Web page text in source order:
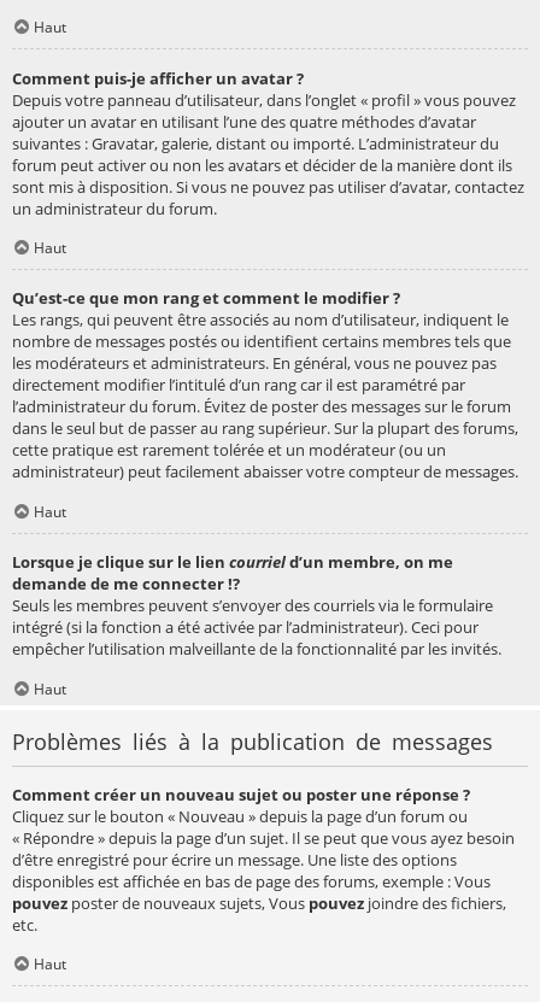
Haut
Comment puis-je afficher un avatar ?
Depuis votre panneau d’utilisateur, dans l’onglet « profil » vous pouvez
ajouter un avatar en utilisant l’une des quatre méthodes d’avatar
suivantes : Gravatar, galerie, distant ou importé. L’administrateur du
forum peut activer ou non les avatars et décider de la manière dont ils
sont mis à disposition. Si vous ne pouvez pas utiliser d’avatar, contactez
un administrateur du forum.
Haut
Qu’est-ce que mon rang et comment le modifier ?
Les rangs, qui peuvent être associés au nom d’utilisateur, indiquent le
nombre de messages postés ou identifient certains membres tels que
les modérateurs et administrateurs. En général, vous ne pouvez pas
directement modifier l’intitulé d’un rang car il est paramétré par
l’administrateur du forum. Évitez de poster des messages sur le forum
dans le seul but de passer au rang supérieur. Sur la plupart des forums,
cette pratique est rarement tolérée et un modérateur (ou un
administrateur) peut facilement abaisser votre compteur de messages.
Haut
Lorsque je clique sur le lien courrield’un membre, on me
demande de me connecter !?
Seuls les membres peuvent s’envoyer des courriels via le formulaire
intégré (si la fonction a été activée par l’administrateur). Ceci pour
empêcher l’utilisation malveillante de la fonctionnalité par les invités.
Haut
Problèmes liés à la publication de messages
Comment créer un nouveau sujet ou poster une réponse ?
Cliquez sur le bouton « Nouveau » depuis la page d’un forum ou
« Répondre » depuis la page d’un sujet. Il se peut que vous ayez besoin
d’être enregistré pour écrire un message. Une liste des options
disponibles est affichée en bas de page des forums, exemple : Vous
pouvez poster de nouveaux sujets, Vous pouvez joindre des fichiers,
etc.
Haut